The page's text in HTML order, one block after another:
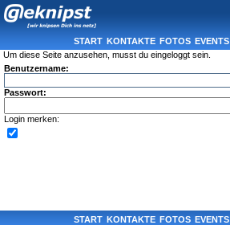
START KONTAKTE FOTOS EVENTS
Um diese Seite anzusehen, musst du eingeloggt sein.
Benutzername:
Passwort:
Login merken:
START KONTAKTE FOTOS EVENTS